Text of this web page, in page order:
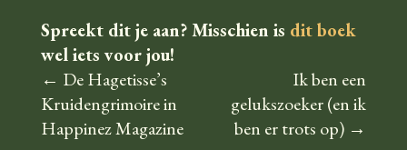
Spreekt dit je aan? Misschien is dit boek
wel iets voor jou!
← De Hagetisse’s
Kruidengrimoire in
Happinez Magazine
Ik ben een
gelukszoeker (en ik
ben er trots op) →